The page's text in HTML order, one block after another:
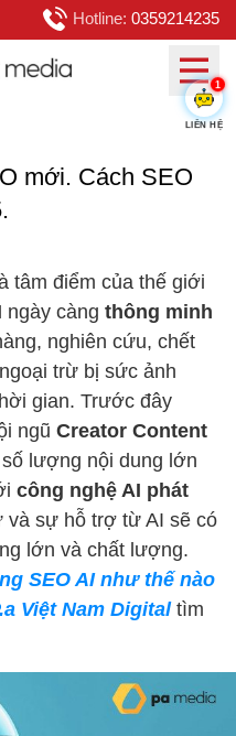
Hotline: 0359214235
mới. Cách SEO
tâm điểm của thế giới
ngày càng thông minh
nghiên cứu, chết
trừ bị sức ảnh
gian. Trước đây
ngũ Creator Content
lượng nội dung lớn
công nghệ AI phát
và sự hỗ trợ từ AI sẽ có
lớn và chất lượng.
SEO AI như thế nào
Việt Nam Digital tìm
1
LIÊN HỆ